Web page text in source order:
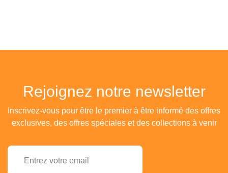
Rejoignez notre newsletter
Inscrivez-vous pour être le premier à être informé des offres
exclusives, des offres spéciales et des collections à venir